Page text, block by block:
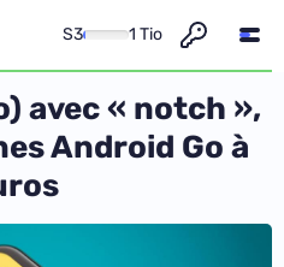
S3 1 Tio
avec « notch »,
Android Go à